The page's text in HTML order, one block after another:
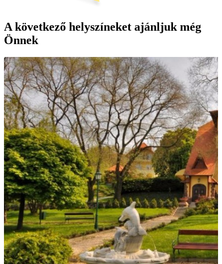
A következő helyszíneket ajánljuk még
Önnek